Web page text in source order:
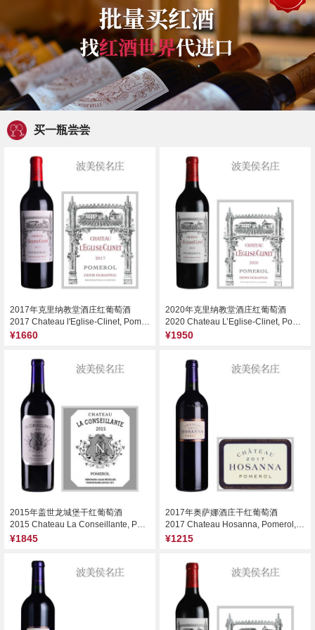
买一瓶尝尝
2017年克里纳教堂酒庄红葡萄酒
2017 Chateau l'Eglise-Clinet, Pomerol, France
¥1660
2020年克里纳教堂酒庄红葡萄酒
2020 Chateau L’Eglise-Clinet, Pomerol, France
¥1950
2015年盖世龙城堡干红葡萄酒
2015 Chateau La Conseillante, Pomerol, France
¥1845
2017年奥萨娜酒庄干红葡萄酒
2017 Chateau Hosanna, Pomerol, France
¥1215